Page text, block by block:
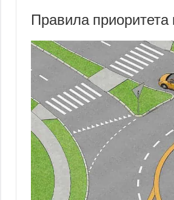
Правила приоритета